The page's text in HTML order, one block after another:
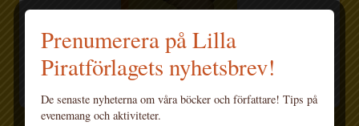
Prenumerera på Lilla
Piratförlagets nyhetsbrev!
De senaste nyheterna om våra böcker och författare! Tips på
evenemang och aktiviteter.